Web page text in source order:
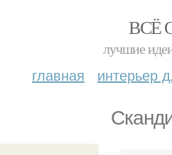
ВСЁ
лучшие
главная интерьер